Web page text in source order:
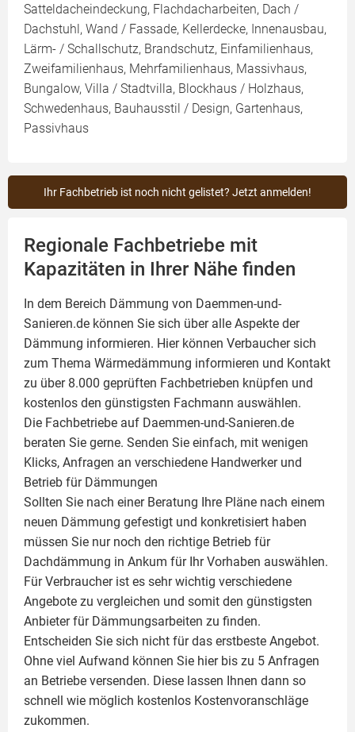
Satteldacheindeckung, Flachdacharbeiten, Dach /
Dachstuhl, Wand / Fassade, Kellerdecke, Innenausbau,
Lärm- / Schallschutz, Brandschutz, Einfamilienhaus,
Zweifamilienhaus, Mehrfamilienhaus, Massivhaus,
Bungalow, Villa / Stadtvilla, Blockhaus / Holzhaus,
Schwedenhaus, Bauhausstil / Design, Gartenhaus,
Passivhaus
Ihr Fachbetrieb ist noch nicht gelistet? Jetzt anmelden!
Regionale Fachbetriebe mit
Kapazitäten in Ihrer Nähe finden
In dem Bereich Dämmung von Daemmen-und-
Sanieren.de können Sie sich über alle Aspekte der
Dämmung informieren. Hier können Verbaucher sich
zum Thema Wärmedämmung informieren und Kontakt
zu über 8.000 geprüften Fachbetrieben knüpfen und
kostenlos den günstigsten Fachmann auswählen.
Die Fachbetriebe auf Daemmen-und-Sanieren.de
beraten Sie gerne. Senden Sie einfach, mit wenigen
Klicks, Anfragen an verschiedene Handwerker und
Betrieb für Dämmungen
Sollten Sie nach einer Beratung Ihre Pläne nach einem
neuen Dämmung gefestigt und konkretisiert haben
müssen Sie nur noch den richtige Betrieb für
Dachdämmung in Ankum für Ihr Vorhaben auswählen.
Für Verbraucher ist es sehr wichtig verschiedene
Angebote zu vergleichen und somit den günstigsten
Anbieter für Dämmungsarbeiten zu finden.
Entscheiden Sie sich nicht für das erstbeste Angebot.
Ohne viel Aufwand können Sie hier bis zu 5 Anfragen
an Betriebe versenden. Diese lassen Ihnen dann so
schnell wie möglich kostenlos Kostenvoranschläge
zukommen.